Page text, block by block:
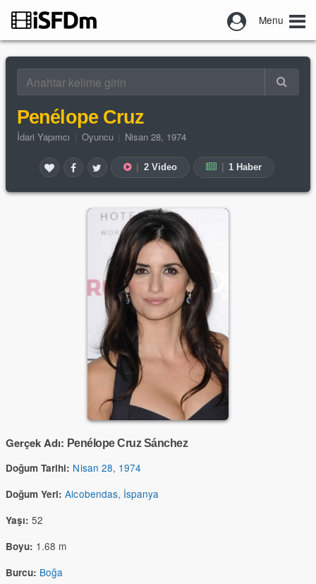
Menu
Penélope Cruz
İdari Yapımcı Oyuncu Nisan 28, 1974
2 Video 1 Haber
Gerçek Adı: Penélope Cruz Sánchez
Doğum Tarihi: Nisan 28, 1974
Doğum Yeri: Alcobendas, İspanya
Yaşı: 52
Boyu: 1.68 m
Burcu: Boğa